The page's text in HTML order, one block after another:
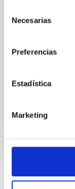
Necesarias
Preferencias
Estadística
Marketing
El objeto es
al convenio
No vigente